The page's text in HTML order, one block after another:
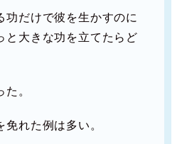
功だけで彼を生かすのに
と大きな功を立てたらど
。
れた例は多い。